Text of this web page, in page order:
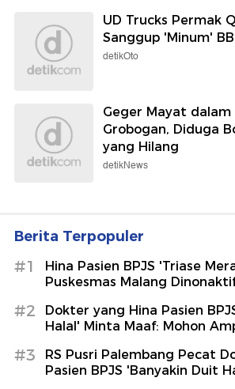
UD Trucks Permak
Sanggup 'Minum'
detikOto
Geger Mayat dalam
Grobogan, Diduga
yang Hilang
detikNews
Berita Terpopuler
#1
Hina Pasien BPJS 'Triase
Puskesmas Malang
#2
Dokter yang Hina Pasien
Halal' Minta Maaf: Mohon
#3
RS Pusri Palembang Pecat
Pasien BPJS 'Banyakin Duit